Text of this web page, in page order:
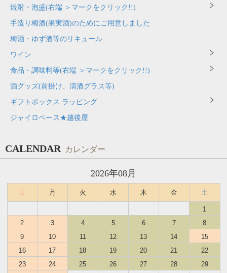
焼酎・泡盛(右端 ＞マークをクリック!!)
手造り梅酒(果実酒)のためにご用意しました
梅酒・ゆず酒等のリキュール
ワイン
食品・調味料等(右端 ＞マークをクリック!!)
酒グッズ(前掛け、清酒グラス等)
ギフトボックス ラッピング
ジャイロベース★越後屋
CALENDAR カレンダー
2026年08月
日 月 火 水 木 金 土
1
2
3 4 5 6 7
8
9
10 11 12 13 14
15
16
17 18 19 20 21
22
23
24 25 26 27 28
29